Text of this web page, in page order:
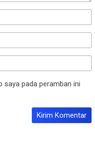
saya pada peramban ini